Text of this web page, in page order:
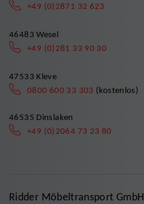
+49 (0)2871 32 623
46483 Wesel
+49 (0)281 33 90 30
47533 Kleve
0800 600 33 303 (kostenlos)
46535 Dinslaken
+49 (0)2064 73 23 80
Ridder Möbeltransport GmbH